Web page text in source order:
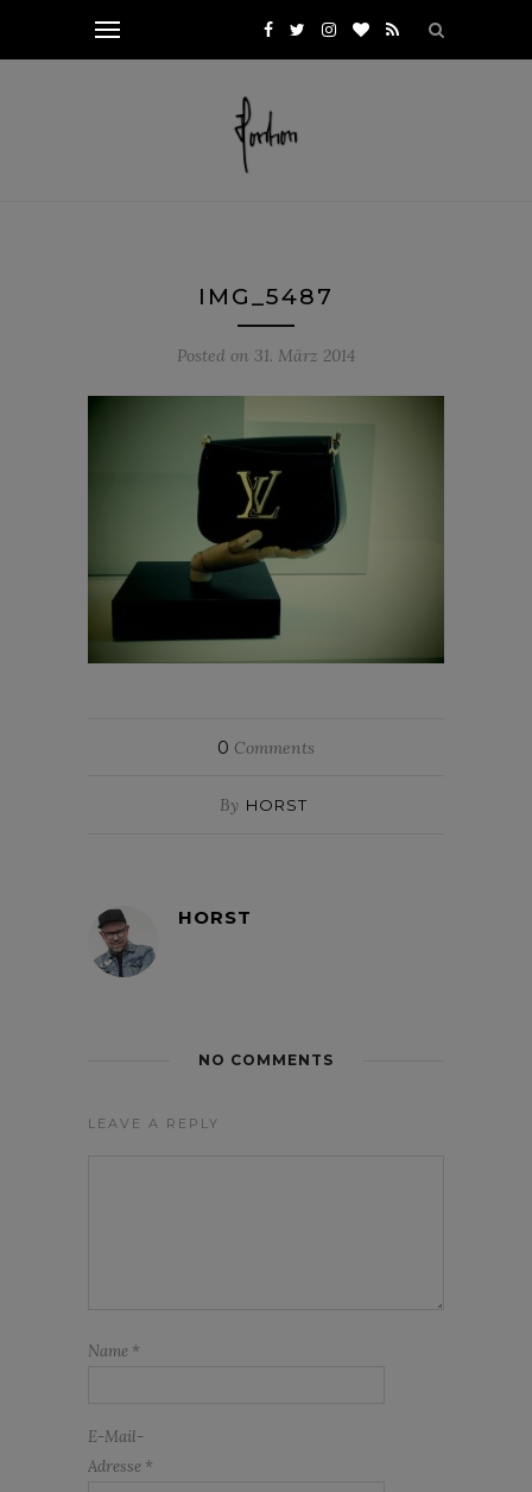
IMG_5487
Posted on 31. März 2014
0 Comments
By HORST
HORST
NO COMMENTS
LEAVE A REPLY
Name *
E-Mail-
Adresse *